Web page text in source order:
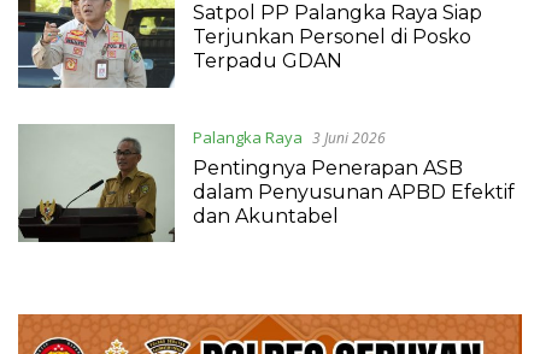
Satpol PP Palangka Raya Siap
Terjunkan Personel di Posko
Terpadu GDAN
Palangka Raya 3 Juni 2026
Pentingnya Penerapan ASB
dalam Penyusunan APBD Efektif
dan Akuntabel